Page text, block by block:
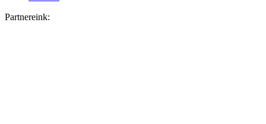
Partnereink: